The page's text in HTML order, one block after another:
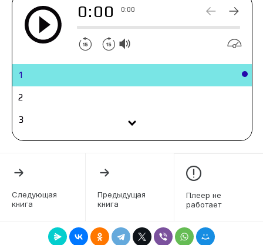
0:00 0:00
1
2
3
4
7
Следующая
книга
Предыдущая
книга
Плеер не
работает